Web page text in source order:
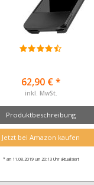
62,90 € *
inkl. MwSt.
Produktbeschreibung
Jetzt bei Amazon kaufen
* am 11.08.2019 um 20:13 Uhr aktualisiert